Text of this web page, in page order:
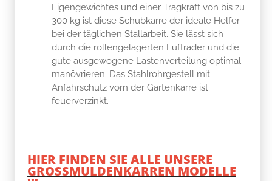
Eigengewichtes und einer Tragkraft von bis zu
300 kg ist diese Schubkarre der ideale Helfer
bei der täglichen Stallarbeit. Sie lässt sich
durch die rollengelagerten Lufträder und die
gute ausgewogene Lastenverteilung optimal
manövrieren. Das Stahlrohrgestell mit
Anfahrschutz vorn der Gartenkarre ist
feuerverzinkt.
HIER FINDEN SIE ALLE UNSERE
GROSSMULDENKARREN MODELLE